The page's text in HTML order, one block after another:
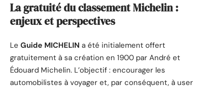
La gratuité du classement Michelin :
enjeux et perspectives
Le Guide MICHELIN a été initialement offert
gratuitement à sa création en 1900 par André et
Édouard Michelin. L’objectif : encourager les
automobilistes à voyager et, par conséquent, à user